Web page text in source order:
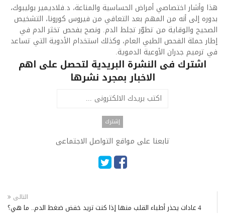
هذا وأشار اختصاصي أمراض الحساسية والمناعة، د.فلاديمير بوليبوك،
بدوره إلى أنه من المهم بعد التعافي من فيروس كورونا، التشخيص
الصحيح والوقاية من تطوّر تجلط الدم. ونصح بفحص تخثر الدم في
إطار حملة الفحص الطبي العام، وكذلك استخدام الأدوية التي تساعد
في ترميم جدران الأوعية الدموية.
اشترك فى النشرة البريدية لتحصل على اهم
الاخبار بمجرد نشرها
تابعنا على مواقع التواصل الاجتماعى
التالى
4 عادات يحذر أطباء القلب منها إذا كنت تريد خفض ضغط الدم.. ما هي؟